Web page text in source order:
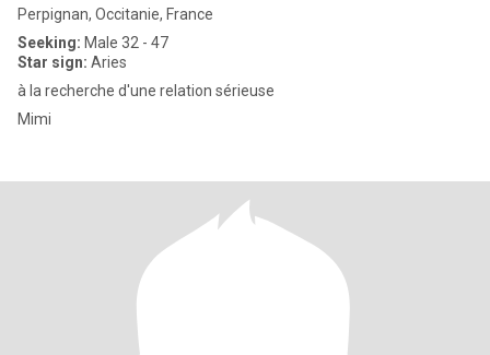
Perpignan, Occitanie, France
Seeking: Male 32 - 47
Star sign: Aries
à la recherche d'une relation sérieuse
Mimi